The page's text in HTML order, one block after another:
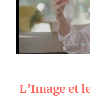
L’Image et